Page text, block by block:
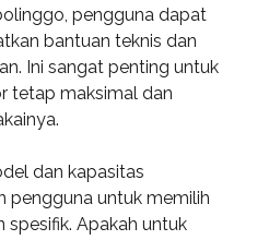
pengguna dapat
bantuan teknis dan
Ini sangat penting untuk
tetap maksimal dan
dan kapasitas
pengguna untuk memilih
spesifik. Apakah untuk